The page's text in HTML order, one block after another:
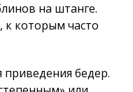
на штанге.
к которым часто
бедер.